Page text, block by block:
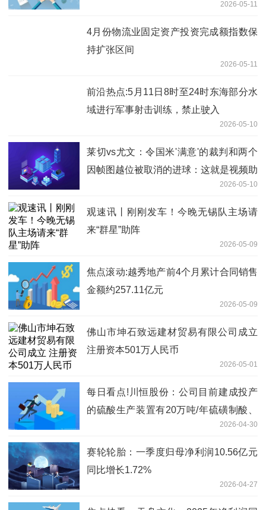
2026-05-11
4月份物流业固定资产投资完成额指数保
持扩张区间
2026-05-11
前沿热点:5月11日8时至24时东海部分水
域进行军事射击训练，禁止驶入
2026-05-10
莱切vs尤文：令国米'满意'的裁判和两个
因帧图越位被取消的进球：这就是视频助
2026-05-10
观速讯丨刚刚发车！今晚无锡队主场请
来“群星”助阵
2026-05-09
焦点滚动:越秀地产前4个月累计合同销售
金额约257.11亿元
2026-05-09
佛山市坤石致远建材贸易有限公司成立
注册资本501万人民币
2026-05-01
每日看点!川恒股份：公司目前建成投产
的硫酸生产装置有20万吨/年硫磺制酸、
2026-04-30
赛轮轮胎：一季度归母净利润10.56亿元
同比增长1.72%
2026-04-27